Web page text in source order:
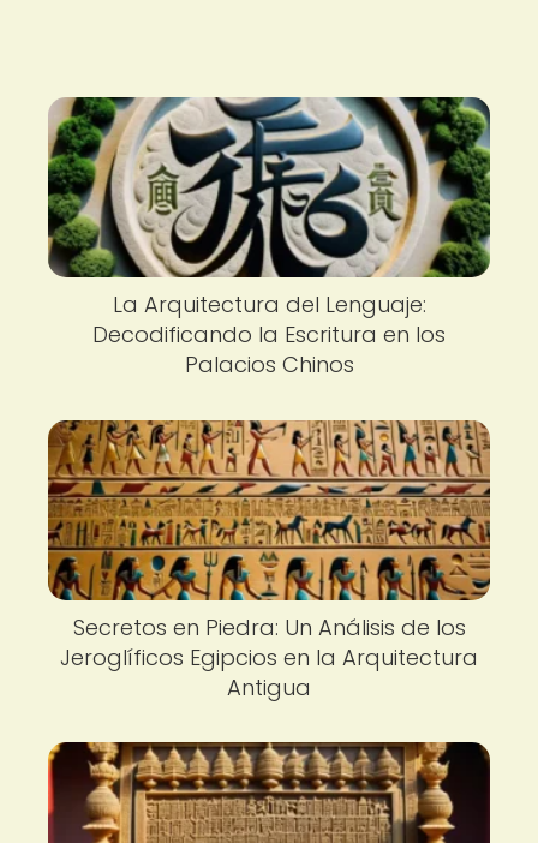
La Arquitectura del Lenguaje:
Decodificando la Escritura en los
Palacios Chinos
Secretos en Piedra: Un Análisis de los
Jeroglíficos Egipcios en la Arquitectura
Antigua